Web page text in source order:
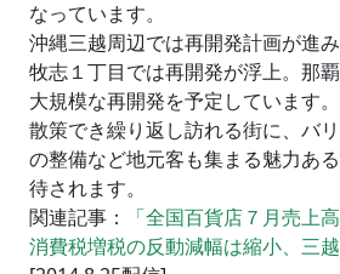
なっています。
沖縄三越周辺では再開発計画が進
牧志１丁目では再開発が浮上。那
大規模な再開発を予定しています
散策でき繰り返し訪れる街に、バ
の整備など地元客も集まる魅力あ
待されます。
関連記事：
「全国百貨店７月売上
消費税増税の反動減幅は縮小、三